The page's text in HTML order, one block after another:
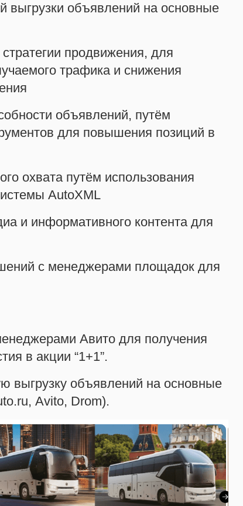
выгрузки объявлений на основные
продвижения, для
трафика и снижения
объявлений, путём
для повышения позиций в
охвата путём использования
AutoXML
и информативного контента для
с менеджерами площадок для
Авито для получения
в акции “1+1”.
выгрузку объявлений на основные
Avito, Drom).